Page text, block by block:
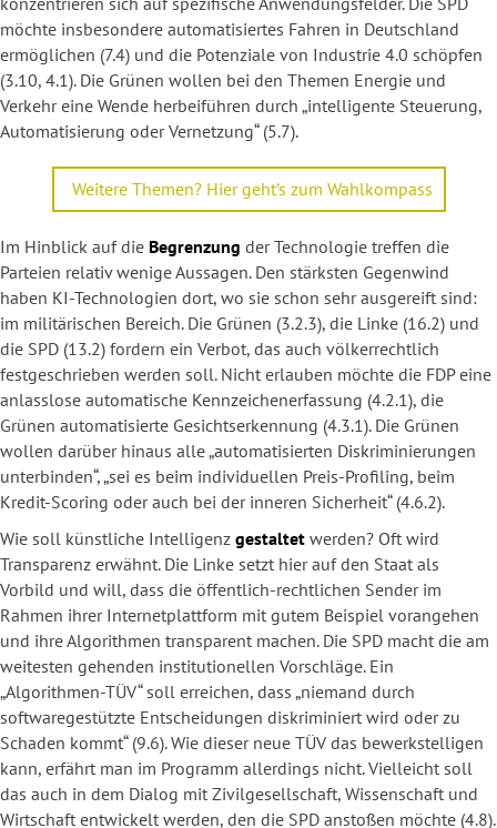
möchte insbesondere automatisiertes Fahren in Deutschland
ermöglichen (7.4) und die Potenziale von Industrie 4.0 schöpfen
(3.10, 4.1). Die Grünen wollen bei den Themen Energie und
Verkehr eine Wende herbeiführen durch „intelligente Steuerung,
Automatisierung oder Vernetzung“ (5.7).
Weitere Themen? Hier geht’s zum Wahlkompass
Im Hinblick auf die Begrenzung der Technologie treffen die
Parteien relativ wenige Aussagen. Den stärksten Gegenwind
haben KI-Technologien dort, wo sie schon sehr ausgereift sind:
im militärischen Bereich. Die Grünen (3.2.3), die Linke (16.2) und
die SPD (13.2) fordern ein Verbot, das auch völkerrechtlich
festgeschrieben werden soll. Nicht erlauben möchte die FDP eine
anlasslose automatische Kennzeichenerfassung (4.2.1), die
Grünen automatisierte Gesichtserkennung (4.3.1). Die Grünen
wollen darüber hinaus alle „automatisierten Diskriminierungen
unterbinden“, „sei es beim individuellen Preis-Profiling, beim
Kredit-Scoring oder auch bei der inneren Sicherheit“ (4.6.2).
Wie soll künstliche Intelligenz gestaltet werden? Oft wird
Transparenz erwähnt. Die Linke setzt hier auf den Staat als
Vorbild und will, dass die öffentlich-rechtlichen Sender im
Rahmen ihrer Internetplattform mit gutem Beispiel vorangehen
und ihre Algorithmen transparent machen. Die SPD macht die am
weitesten gehenden institutionellen Vorschläge. Ein
„Algorithmen-TÜV“ soll erreichen, dass „niemand durch
softwaregestützte Entscheidungen diskriminiert wird oder zu
Schaden kommt“ (9.6). Wie dieser neue TÜV das bewerkstelligen
kann, erfährt man im Programm allerdings nicht. Vielleicht soll
das auch in dem Dialog mit Zivilgesellschaft, Wissenschaft und
Wirtschaft entwickelt werden, den die SPD anstoßen möchte (4.8).